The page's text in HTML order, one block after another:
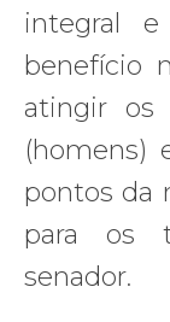
integral
benefício
atingir os
(homens)
pontos da
para os
senador.